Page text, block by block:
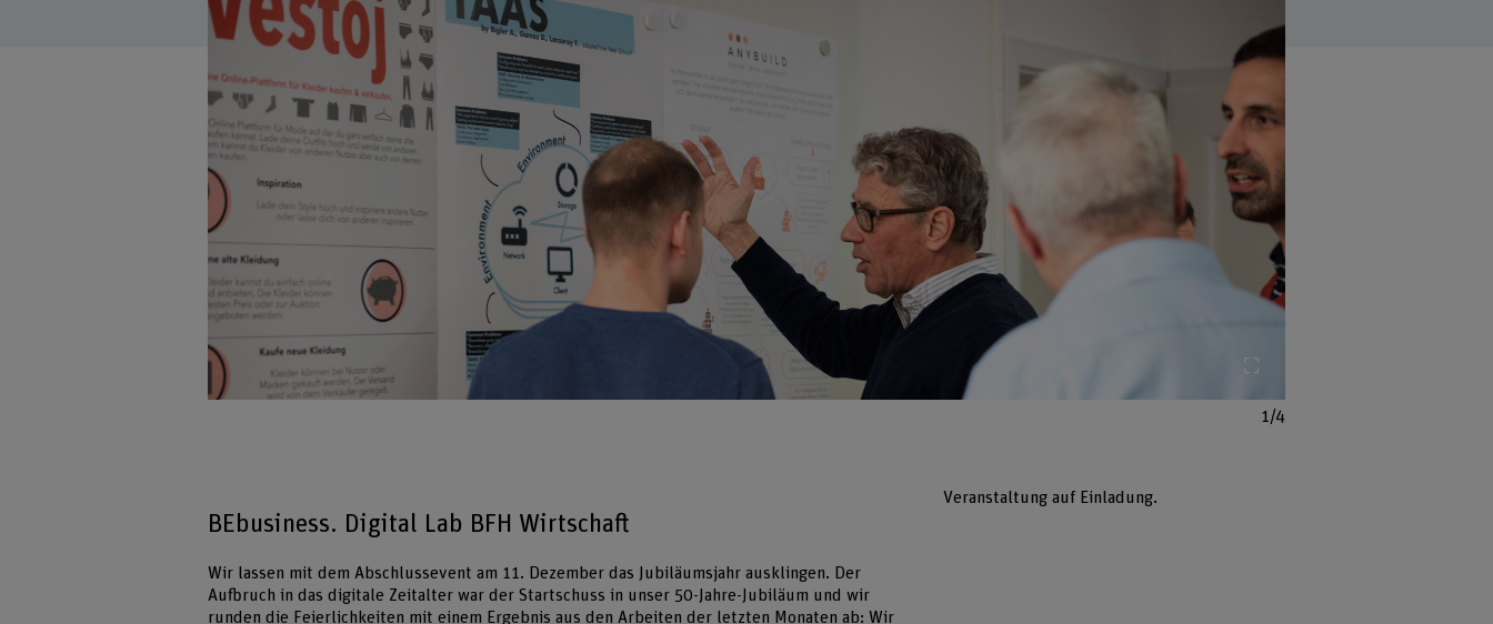
1/4
BEbusiness. Digital Lab BFH Wirtschaft
Wir lassen mit dem Abschlussevent am 11. Dezember das Jubiläumsjahr ausklingen. Der
Aufbruch in das digitale Zeitalter war der Startschuss in unser 50-Jahre-Jubiläum und wir
runden die Feierlichkeiten mit einem Ergebnis aus den Arbeiten der letzten Monaten ab: Wir
Veranstaltung auf Einladung.